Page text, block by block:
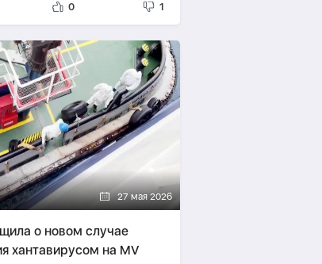
0 1
27 мая 2026
о новом случае
хантавирусом на MV